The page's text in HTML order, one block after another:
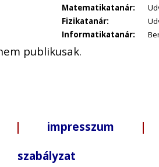
Matematikatanár:
Fizikatanár:
Informatikatanár:
publikusak.
impresszum |
szabályzat